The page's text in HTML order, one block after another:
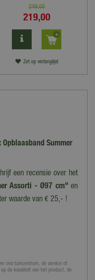
249,00
219,00
Zet op verlanglijst
Summer
een recensie over het
Assorti - Ø97 cm"en
waarde van € 25,- !
ons tuincentrum, de service of
de kwaliteit van het product, de